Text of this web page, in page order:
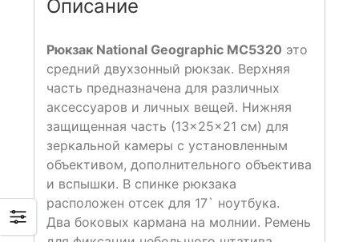
Описание
Рюкзак National Geographic MC5320 это
средний двухзонный рюкзак. Верхняя
часть предназначена для различных
аксессуаров и личных вещей. Нижняя
защищенная часть (13×25×21 см) для
зеркальной камеры с установленным
объективом, дополнительного объектива
и вспышки. В спинке рюкзака
расположен отсек для 17` ноутбука.
Два боковых кармана на молнии. Ремень